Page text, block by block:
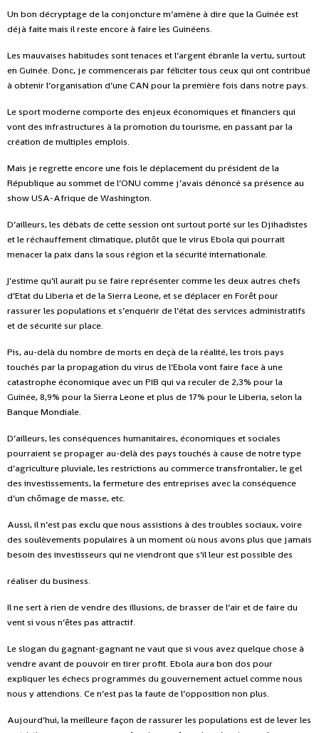
Un bon décryptage de la conjoncture m’amène à dire que la Guinée est
déjà faite mais il reste encore à faire les Guinéens.
Les mauvaises habitudes sont tenaces et l’argent ébranle la vertu, surtout
en Guinée. Donc, je commencerais par féliciter tous ceux qui ont contribué
à obtenir l’organisation d’une CAN pour la première fois dans notre pays.
Le sport moderne comporte des enjeux économiques et financiers qui
vont des infrastructures à la promotion du tourisme, en passant par la
création de multiples emplois.
Mais je regrette encore une fois le déplacement du président de la
République au sommet de l’ONU comme j’avais dénoncé sa présence au
show USA-Afrique de Washington.
D’ailleurs, les débats de cette session ont surtout porté sur les Djihadistes
et le réchauffement climatique, plutôt que le virus Ebola qui pourrait
menacer la paix dans la sous région et la sécurité internationale.
J’estime qu’il aurait pu se faire représenter comme les deux autres chefs
d’Etat du Liberia et de la Sierra Leone, et se déplacer en Forêt pour
rassurer les populations et s’enquérir de l’état des services administratifs
et de sécurité sur place.
Pis, au-delà du nombre de morts en deçà de la réalité, les trois pays
touchés par la propagation du virus de l’Ebola vont faire face à une
catastrophe économique avec un PIB qui va reculer de 2,3% pour la
Guinée, 8,9% pour la Sierra Leone et plus de 17% pour le Liberia, selon la
Banque Mondiale.
D’ailleurs, les conséquences humanitaires, économiques et sociales
pourraient se propager au-delà des pays touchés à cause de notre type
d’agriculture pluviale, les restrictions au commerce transfrontalier, le gel
des investissements, la fermeture des entreprises avec la conséquence
d’un chômage de masse, etc.
Aussi, il n’est pas exclu que nous assistions à des troubles sociaux, voire
des soulèvements populaires à un moment où nous avons plus que jamais
besoin des investisseurs qui ne viendront que s’il leur est possible des
réaliser du business.
Il ne sert à rien de vendre des illusions, de brasser de l’air et de faire du
vent si vous n’êtes pas attractif.
Le slogan du gagnant-gagnant ne vaut que si vous avez quelque chose à
vendre avant de pouvoir en tirer profit. Ebola aura bon dos pour
expliquer les échecs programmés du gouvernement actuel comme nous
nous y attendions. Ce n’est pas la faute de l’opposition non plus.
Aujourd’hui, la meilleure façon de rassurer les populations est de lever les